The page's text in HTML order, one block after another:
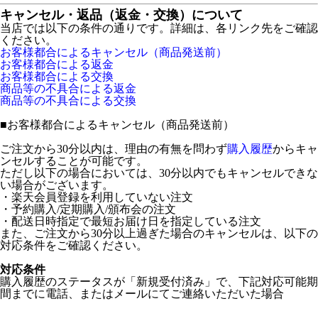
キャンセル・返品（返金・交換）について
当店では以下の条件の通りです。詳細は、各リンク先をご確認
ください。
お客様都合によるキャンセル（商品発送前）
お客様都合による返金
お客様都合による交換
商品等の不具合による返金
商品等の不具合による交換
■お客様都合によるキャンセル（商品発送前）
ご注文から30分以内は、理由の有無を問わず購入履歴からキャ
ンセルすることが可能です。
ただし以下の場合においては、30分以内でもキャンセルできな
い場合がございます。
・楽天会員登録を利用していない注文
・予約購入/定期購入/頒布会の注文
・配送日時指定で最短お届け日を指定している注文
また、ご注文から30分以上過ぎた場合のキャンセルは、以下の
対応条件をご確認ください。
対応条件
購入履歴のステータスが「新規受付済み」で、下記対応可能期
間までに電話、またはメールにてご連絡いただいた場合